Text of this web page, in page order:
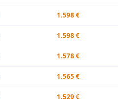
1.598 €
1.598 €
1.578 €
1.565 €
1.529 €